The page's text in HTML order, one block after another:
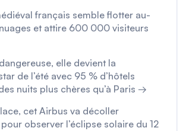
français semble flotter au-
et attire 600 000 visiteurs
elle devient la
de l’été avec 95 % d’hôtels
nuits plus chères qu’à Paris →
cet Airbus va décoller
observer l’éclipse solaire du 12